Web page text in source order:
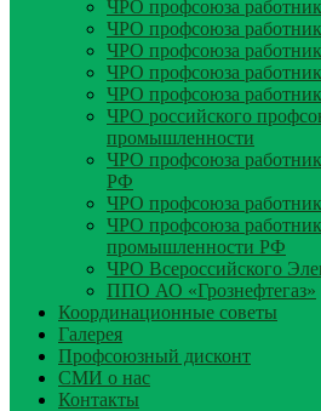
ЧРО профсоюза
ЧРО профсоюза
ЧРО профсоюза
ЧРО профсоюза
ЧРО профсоюза
ЧРО российского
промышленности
ЧРО профсоюза
РФ
ЧРО профсоюза
ЧРО профсоюза
промышленности РФ
ЧРО Всероссийского
ППО АО «Грознефтегаз»
Координационные советы
Галерея
Профсоюзный дисконт
СМИ о нас
Контакты